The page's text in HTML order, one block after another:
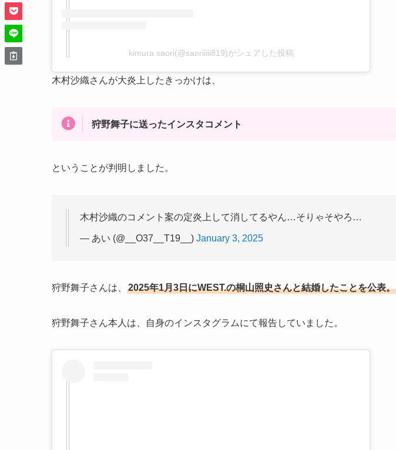
kimura saori(@saoriiiii819)がシェアした投稿
木村沙織さんが大炎上したきっかけは、
狩野舞子に送ったインスタコメント
ということが判明しました。
木村沙織のコメント案の定炎上して消してるやん…そりゃそやろ…
— あい (@__O37__T19__) January 3, 2025
狩野舞子さんは、 2025年1月3日にWEST.の桐山照史さんと結婚したことを公表。
狩野舞子さん本人は、自身のインスタグラムにて報告していました。